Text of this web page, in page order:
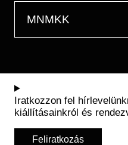
MNMKK
Iratkozzon fel
kiállításainkról és
Feliratkozás